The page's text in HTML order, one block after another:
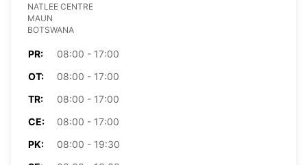
NATLEE CENTRE
MAUN
BOTSWANA
PR:
08:00 - 17:00
OT:
08:00 - 17:00
TR:
08:00 - 17:00
CE:
08:00 - 17:00
PK:
08:00 - 19:30